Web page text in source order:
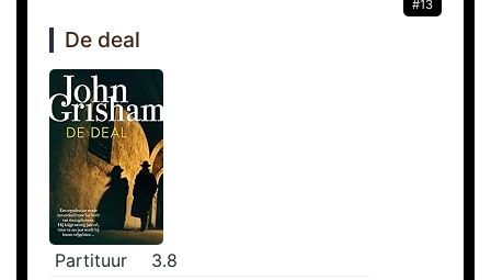
#13
De deal
Partituur
3.8